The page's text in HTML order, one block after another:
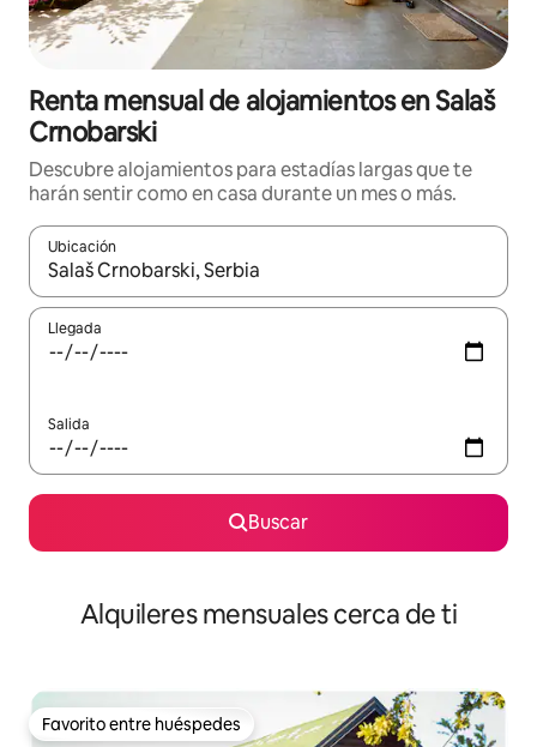
Renta mensual de alojamientos en Salaš
Crnobarski
Descubre alojamientos para estadías largas que te
harán sentir como en casa durante un mes o más.
Ubicación
Cuando los resultados estén disponibles, navega con las
Llegada
Salida
Buscar
Alquileres mensuales cerca de ti
Favorito entre huéspedes
Favorito entre huéspedes